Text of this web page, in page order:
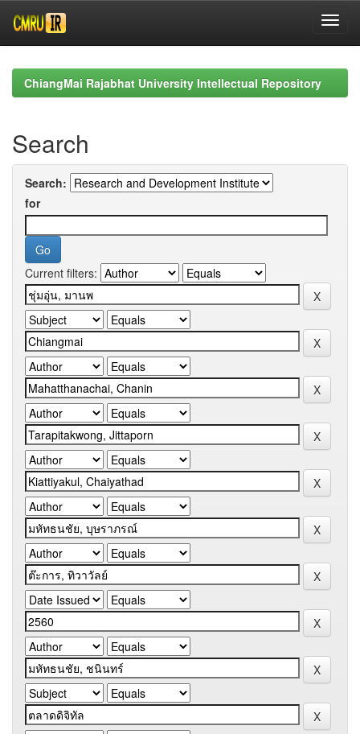
navigationChiangMai Rajabhat University Intellectual Repository
Search
Search:
for
Current filters: